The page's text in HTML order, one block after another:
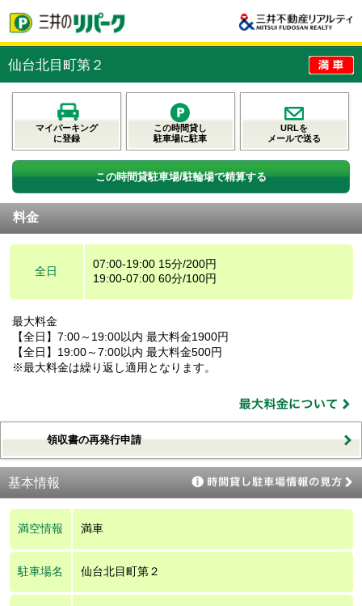
仙台北目町第２
マイパーキング
に登録
この時間貸し
駐車場に駐車
URLを
メールで送る
この時間貸駐車場/駐輪場で精算する
料金
全日
07:00-19:00 15分/200円
19:00-07:00 60分/100円
最大料金
【全日】7:00～19:00以内 最大料金1900円
【全日】19:00～7:00以内 最大料金500円
※最大料金は繰り返し適用となります。
領収書の再発行申請
基本情報
満空情報 満車
駐車場名 仙台北目町第２